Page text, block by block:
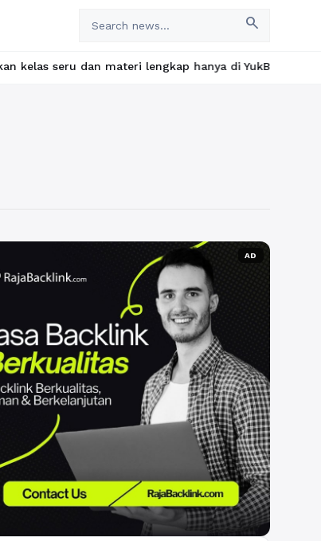
search
dan materi lengkap hanya di YukBelajar.com. Mulai
AD